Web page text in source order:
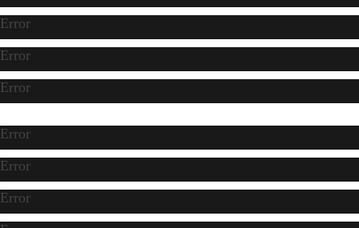
Error
Error
Error
Error
Error
Error